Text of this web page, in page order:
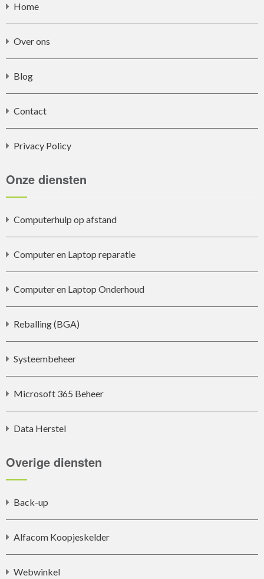
Home
Over ons
Blog
Contact
Privacy Policy
Onze diensten
Computerhulp op afstand
Computer en Laptop reparatie
Computer en Laptop Onderhoud
Reballing (BGA)
Systeembeheer
Microsoft 365 Beheer
Data Herstel
Overige diensten
Back-up
Alfacom Koopjeskelder
Webwinkel